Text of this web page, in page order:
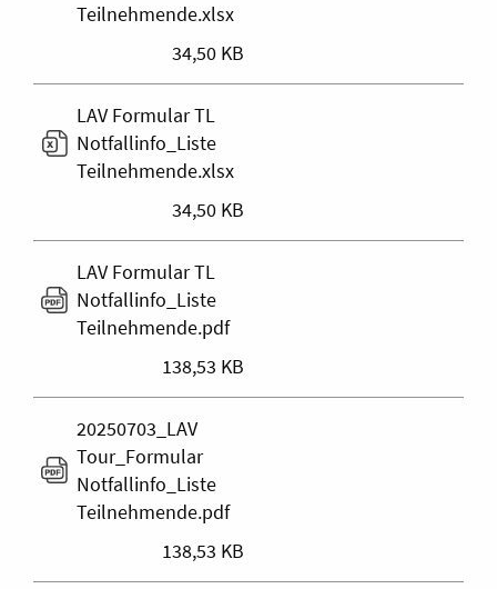
Teilnehmende.xlsx
34,50 KB
LAV Formular TL
Notfallinfo_Liste
Teilnehmende.xlsx
34,50 KB
LAV Formular TL
Notfallinfo_Liste
Teilnehmende.pdf
138,53 KB
20250703_LAV
Tour_Formular
Notfallinfo_Liste
Teilnehmende.pdf
138,53 KB